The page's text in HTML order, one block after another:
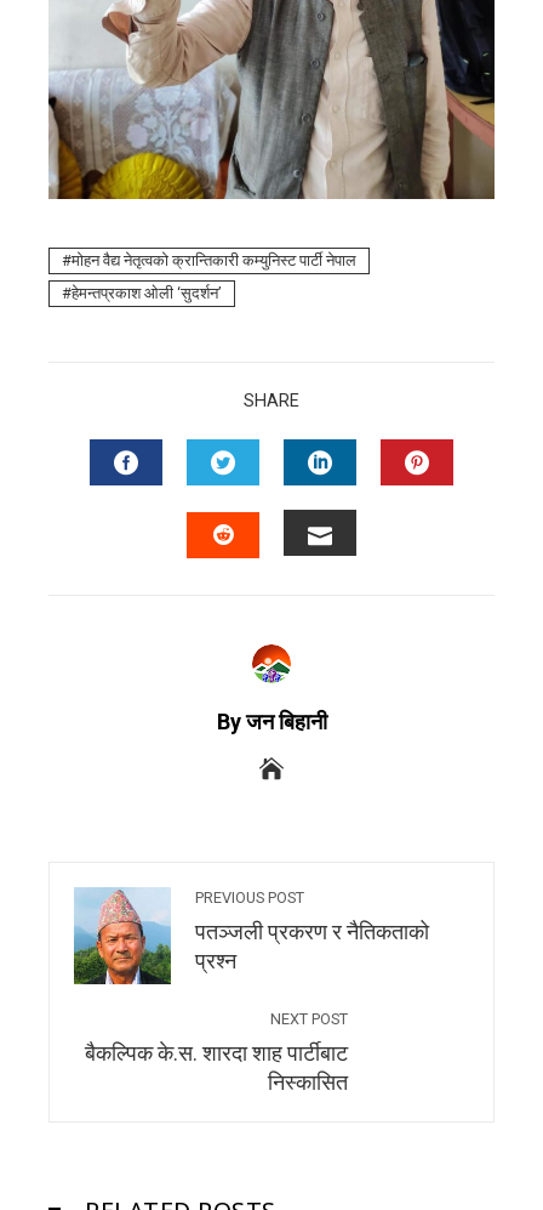
माेहन वैद्य नेतृत्वको क्रान्तिकारी कम्युनिस्ट पार्टी नेपाल
हेमन्तप्रकाश ओली ‘सुदर्शन’
SHARE
By जन बिहानी
PREVIOUS POST
पतञ्जली प्रकरण र नैतिकताको
प्रश्न
NEXT POST
बैकल्पिक के.स. शारदा शाह पार्टीबाट
निस्कासित